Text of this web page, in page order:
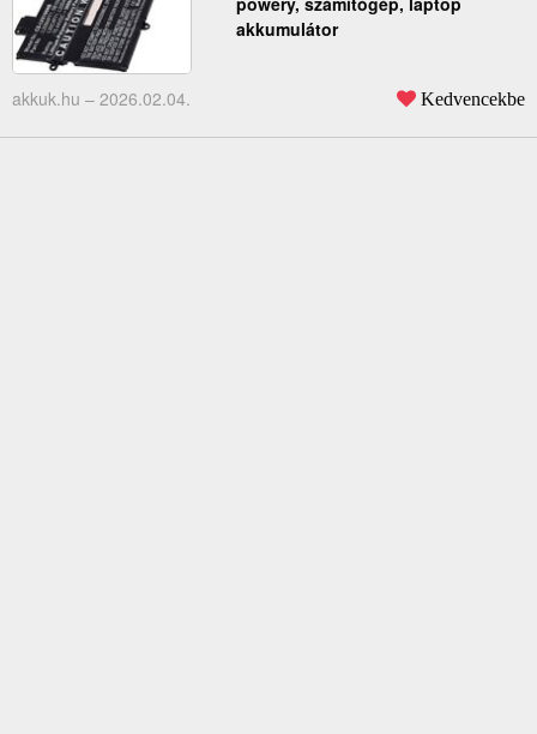
akkumulátor
akkuk.hu – 2026.02.04. Kedvencekbe